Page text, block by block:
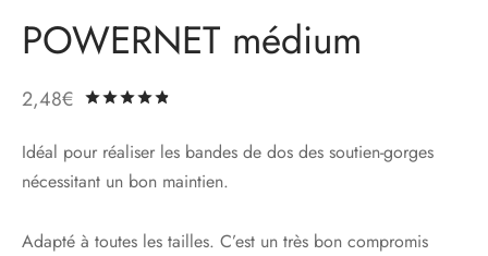
POWERNET médium
2,48€
Idéal pour réaliser les bandes de dos des soutien-gorges
nécessitant un bon maintien.
Adapté à toutes les tailles. C’est un très bon compromis